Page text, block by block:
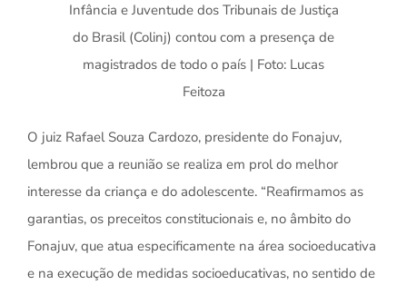
Infância e Juventude dos Tribunais de Justiça
do Brasil (Colinj) contou com a presença de
magistrados de todo o país | Foto: Lucas
Feitoza
O juiz Rafael Souza Cardozo, presidente do Fonajuv,
lembrou que a reunião se realiza em prol do melhor
interesse da criança e do adolescente. “Reafirmamos as
garantias, os preceitos constitucionais e, no âmbito do
Fonajuv, que atua especificamente na área socioeducativa
e na execução de medidas socioeducativas, no sentido de